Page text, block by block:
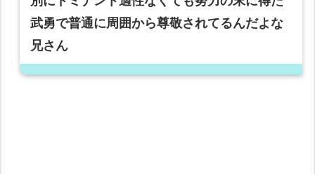
武勇で普通に周囲から尊敬されてるんだよな
兄さん